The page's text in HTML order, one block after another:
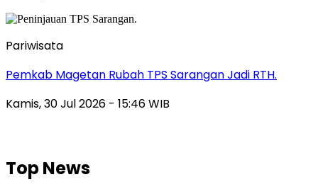
Pariwisata
Pemkab Magetan Rubah TPS Sarangan Jadi RTH.
Kamis, 30 Jul 2026 - 15:46 WIB
Top News